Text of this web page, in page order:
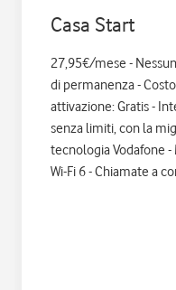
Casa Start
27,95€/mese -
di permanenza -
attivazione: Gratis -
senza limiti, con la
tecnologia Vodafone -
Wi-Fi 6 - Chiamate a